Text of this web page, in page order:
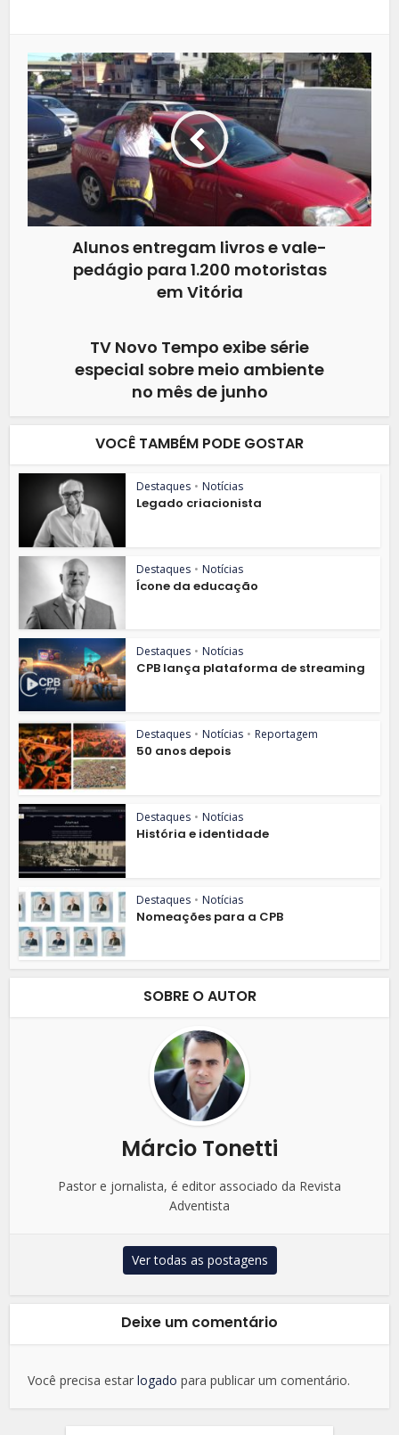
Alunos entregam livros e vale-
pedágio para 1.200 motoristas
em Vitória
TV Novo Tempo exibe série
especial sobre meio ambiente
no mês de junho
VOCÊ TAMBÉM PODE GOSTAR
Destaques • Notícias
Legado criacionista
Destaques • Notícias
Ícone da educação
Destaques • Notícias
CPB lança plataforma de streaming
Destaques • Notícias • Reportagem
50 anos depois
Destaques • Notícias
História e identidade
Destaques • Notícias
Nomeações para a CPB
SOBRE O AUTOR
Márcio Tonetti
Pastor e jornalista, é editor associado da Revista
Adventista
Ver todas as postagens
Deixe um comentário
Você precisa estarlogado para publicar um comentário.